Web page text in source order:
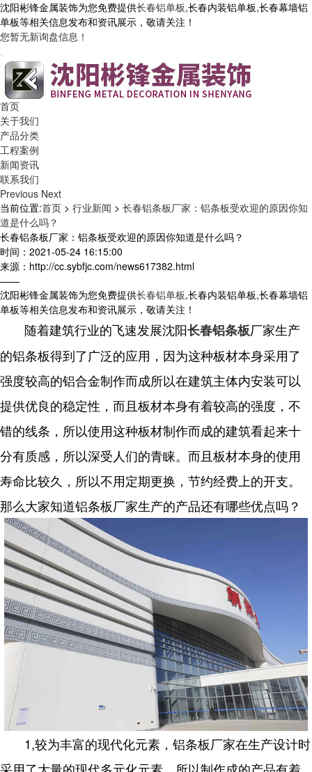
沈阳彬锋金属装饰为您免费提供长春铝单板,长春内装铝单板,长春幕墙铝
单板等相关信息发布和资讯展示，敬请关注！
您暂无新询盘信息！
首页
关于我们
产品分类
工程案例
新闻资讯
联系我们
Previous Next
当前位置:首页 > 行业新闻 > 长春铝条板厂家：铝条板受欢迎的原因你知
道是什么吗？
长春铝条板厂家：铝条板受欢迎的原因你知道是什么吗？
时间：2021-05-24 16:15:00
来源：http://cc.sybfjc.com/news617382.html
——
沈阳彬锋金属装饰为您免费提供长春铝单板,长春内装铝单板,长春幕墙铝
单板等相关信息发布和资讯展示，敬请关注！
随着建筑行业的飞速发展沈阳长春铝条板厂家生产
的铝条板得到了广泛的应用，因为这种板材本身采用了
强度较高的铝合金制作而成所以在建筑主体内安装可以
提供优良的稳定性，而且板材本身有着较高的强度，不
错的线条，所以使用这种板材制作而成的建筑看起来十
分有质感，所以深受人们的青睐。而且板材本身的使用
寿命比较久，所以不用定期更换，节约经费上的开支。
那么大家知道铝条板厂家生产的产品还有哪些优点吗？
1,较为丰富的现代化元素，铝条板厂家在生产设计时